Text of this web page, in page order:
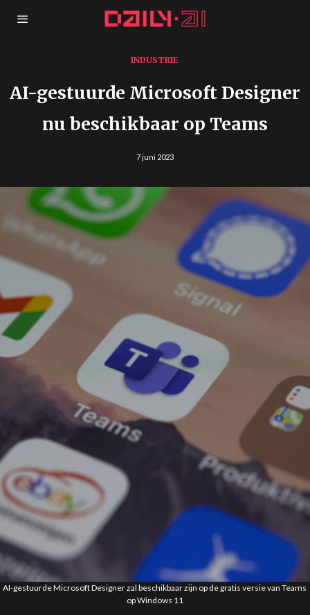
INDUSTRIE
AI-gestuurde Microsoft Designer
nu beschikbaar op Teams
7 juni 2023
AI-gestuurde Microsoft Designer zal beschikbaar zijn op de gratis versie van Teams
op Windows 11